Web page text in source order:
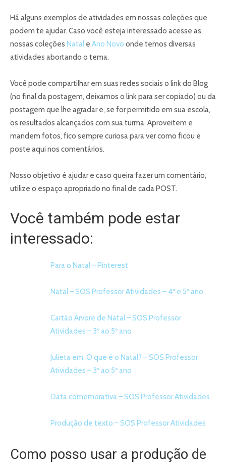
Há alguns exemplos de atividades em nossas coleções que
podem te ajudar. Caso você esteja interessado acesse as
nossas coleções Natal e Ano Novo onde temos diversas
atividades abortando o tema.
Você pode compartilhar em suas redes sociais o link do Blog
(no final da postagem, deixamos o link para ser copiado) ou da
postagem que lhe agradar e, se for permitido em sua escola,
os resultados alcançados com sua turma. Aproveitem e
mandem fotos, fico sempre curiosa para ver como ficou e
poste aqui nos comentários.
Nosso objetivo é ajudar e caso queira fazer um comentário,
utilize o espaço apropriado no final de cada POST.
Você também pode estar
interessado:
Para o Natal – Pinterest
Natal – SOS Professor Atividades – 4º e 5º ano
Cartão Árvore de Natal – SOS Professor
Atividades – 3º ao 5º ano
Julieta em: O que é o Natal? – SOS Professor
Atividades – 3º ao 5º ano
Data comemorativa – SOS Professor Atividades
Produção de texto – SOS Professor Atividades
Como posso usar a produção de